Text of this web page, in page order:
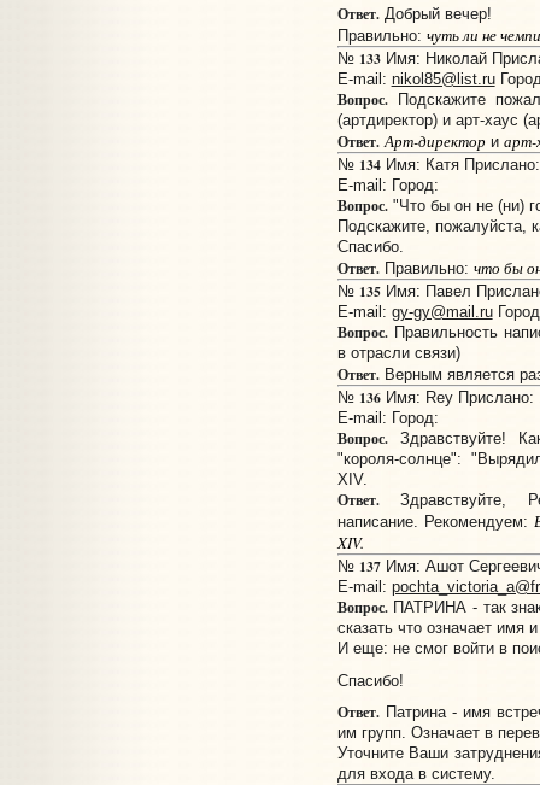
Ответ.Добрый вечер!
Правильно: чуть ли не
№ 133Имя: Николай
E-mail: nikol85@list.ru
Вопрос.Подскажите
(артдиректор) и арт-хаус
Ответ. Арт-директор и арт-
№ 134Имя: Катя Прислано:
E-mail: Город:
Вопрос."Что бы он не (ни)
Подскажите, пожалуйста,
Спасибо.
Ответ.Правильно: что бы
№ 135Имя: Павел
E-mail: gy-gy@mail.ru
Вопрос.Правильность
в отрасли связи)
Ответ.Верным является
№ 136Имя: Rey Прислано:
E-mail: Город:
Вопрос.Здравствуйте!
"короля-солнце":
XIV.
Ответ.Здравствуйте,
написание. Рекомендуем:
XIV.
№ 137Имя: Ашот
E-mail:
Вопрос.ПАТРИНА - так
сказать что означает имя
И еще: не смог войти в
Спасибо!
Ответ.Патрина - имя
им групп. Означает в
Уточните Ваши
для входа в систему.